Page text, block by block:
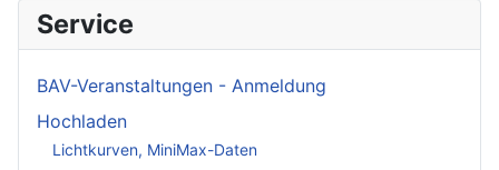
Service
BAV-Veranstaltungen - Anmeldung
Hochladen
Lichtkurven, MiniMax-Daten